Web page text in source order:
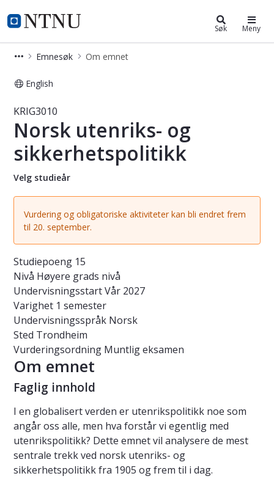
NTNU Hjemmeside
Studier Søk Meny
Emnesøk Om emnet
English
Emne - Norsk utenriks- og
KRIG3010
Norsk utenriks- og
sikkerhetspolitikk
Velg studieår
Vurdering og obligatoriske aktiviteter kan bli endret frem
til 20. september.
Studiepoeng 15
Nivå Høyere grads nivå
UndervisningsstartVår 2027
Varighet 1 semester
Undervisningsspråk Norsk
Sted Trondheim
Vurderingsordning Muntlig eksamen
Om emnet
Faglig innhold
I en globalisert verden er utenrikspolitikk noe som
angår oss alle, men hva forstår vi egentlig med
utenrikspolitikk? Dette emnet vil analysere de mest
sentrale trekk ved norsk utenriks- og
sikkerhetspolitikk fra 1905 og frem til i dag.